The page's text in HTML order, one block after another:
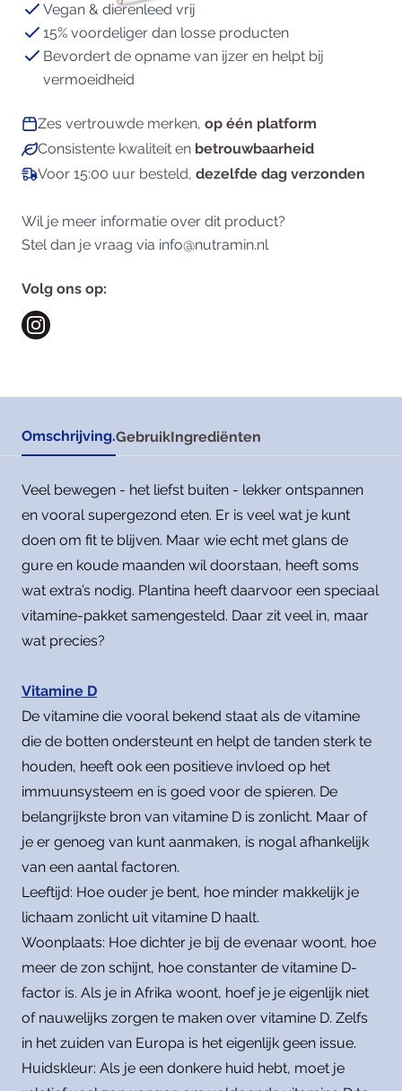
Vegan & dierenleed vrij
15% voordeliger dan losse producten
Bevordert de opname van ijzer en helpt bij
vermoeidheid
Zes vertrouwde merken, op één platform
Consistente kwaliteit en betrouwbaarheid
Voor 15:00 uur besteld, dezelfde dag verzonden
Volg ons op:
Wil je meer informatie over dit product?
Stel dan je vraag via info@nutramin.nl
Omschrijving.GebruikIngrediënten
Veel bewegen - het liefst buiten - lekker ontspannen
en vooral supergezond eten. Er is veel wat je kunt
doen om fit te blijven. Maar wie echt met glans de
gure en koude maanden wil doorstaan, heeft soms
wat extra’s nodig. Plantina heeft daarvoor een speciaal
vitamine-pakket samengesteld. Daar zit veel in, maar
wat precies?
Vitamine D
De vitamine die vooral bekend staat als de vitamine
die de botten ondersteunt en helpt de tanden sterk te
houden, heeft ook een positieve invloed op het
immuunsysteem en is goed voor de spieren. De
belangrijkste bron van vitamine D is zonlicht. Maar of
je er genoeg van kunt aanmaken, is nogal afhankelijk
van een aantal factoren.
Leeftijd: Hoe ouder je bent, hoe minder makkelijk je
lichaam zonlicht uit vitamine D haalt.
Woonplaats: Hoe dichter je bij de evenaar woont, hoe
meer de zon schijnt, hoe constanter de vitamine D-
factor is. Als je in Afrika woont, hoef je je eigenlijk niet
of nauwelijks zorgen te maken over vitamine D. Zelfs
in het zuiden van Europa is het eigenlijk geen issue.
Huidskleur: Als je een donkere huid hebt, moet je